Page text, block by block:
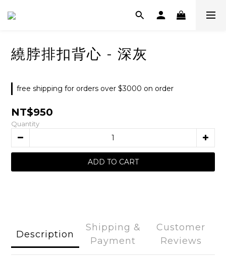
繞脖排扣背心 - 深灰
free shipping for orders over $3000 on order
NT$950
Quantity
ADD TO CART
Description
Shipping &
Payment
Customer
Reviews